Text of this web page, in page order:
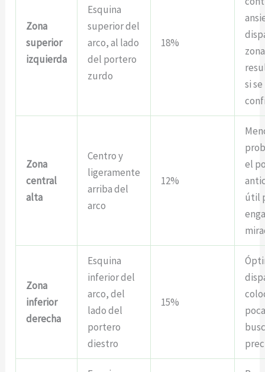
Zona
superior
izquierda
Esquina
superior del
arco, al lado
del portero
zurdo
18%
si
Zona
central
alta
Centro y
ligeramente
arriba del
arco
12%
el
útil
Zona
inferior
derecha
Esquina
inferior del
arco, del
lado del
portero
diestro
15%